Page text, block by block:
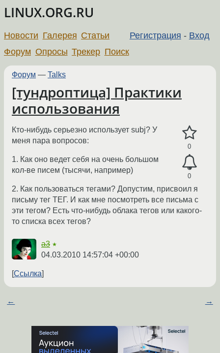
LINUX.ORG.RU
Регистрация - Вход
Новости Галерея Статьи
Форум Опросы Трекер Поиск
Форум — Talks
[тундроптица] Практики
использования
0
0
Кто-нибудь серьезно использует subj? У
меня пара вопросов:
1. Как оно ведет себя на очень большом
кол-ве писем (тысячи, например)
2. Как пользоваться тегами? Допустим, присвоил я
письму тег ТЕГ. И как мне посмотреть все письма с
эти тегом? Есть что-нибудь облака тегов или какого-
то списка всех тегов?
a3 ★
04.03.2010 14:57:04 +00:00
Ссылка
← →